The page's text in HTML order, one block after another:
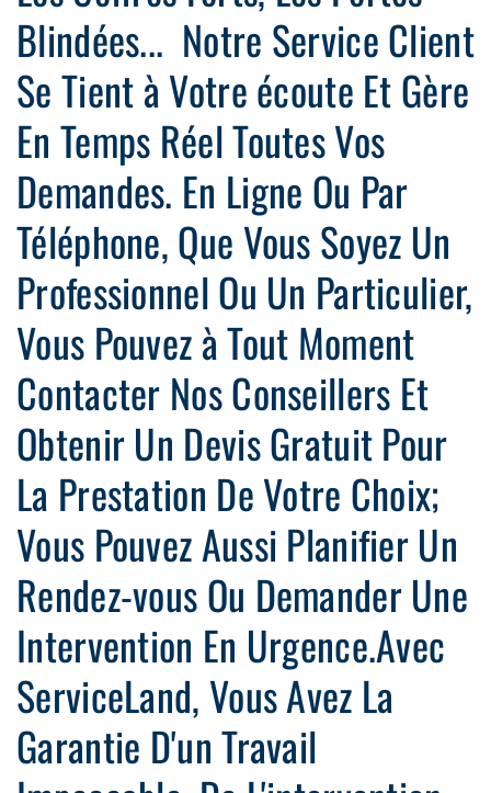
Blindées... Notre Service Client
Se Tient à Votre écoute Et Gère
En Temps Réel Toutes Vos
Demandes. En Ligne Ou Par
Téléphone, Que Vous Soyez Un
Professionnel Ou Un Particulier,
Vous Pouvez à Tout Moment
Contacter Nos Conseillers Et
Obtenir Un Devis Gratuit Pour
La Prestation De Votre Choix;
Vous Pouvez Aussi Planifier Un
Rendez-vous Ou Demander Une
Intervention En Urgence.Avec
ServiceLand, Vous Avez La
Garantie D'un Travail